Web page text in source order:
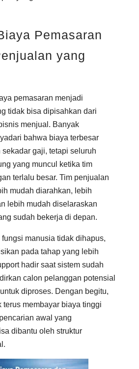
Pemasaran
yang
pemasaran menjadi
tidak bisa dipisahkan dari
menjual. Banyak
bahwa biaya terbesar
gaji, tetapi seluruh
yang muncul ketika tim
terlalu besar. Tim penjualan
mudah diarahkan, lebih
lebih mudah diselaraskan
sudah bekerja di depan.
manusia tidak dihapus,
pada tahap yang lebih
hadir saat sistem sudah
calon pelanggan potensial
diproses. Dengan begitu,
terus membayar biaya tinggi
awal yang
dibantu oleh struktur